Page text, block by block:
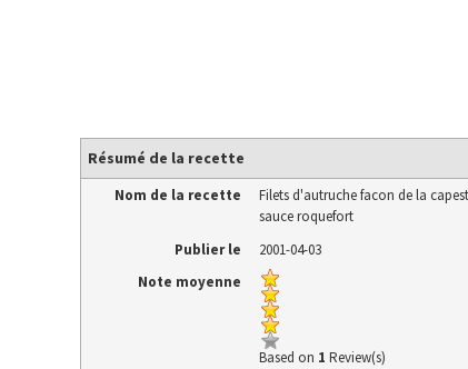
Résumé de la recette
Nom de la recette
Filets d'autruche facon de la
sauce roquefort
Publier le
2001-04-03
Note moyenne
Based on 1 Review(s)